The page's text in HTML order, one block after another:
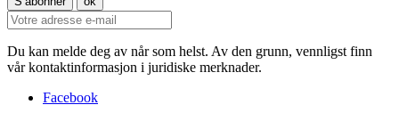
Du kan melde deg av når som helst. Av den grunn, vennligst finn
vår kontaktinformasjon i juridiske merknader.
Facebook